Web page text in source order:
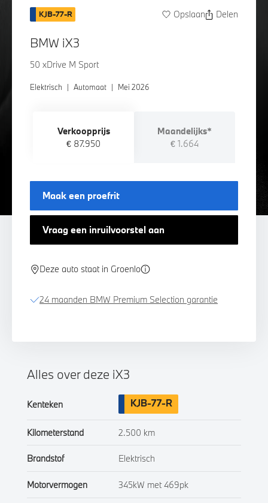
KJB-77-R Opslaan Delen
BMW iX3
50 xDrive M Sport
Elektrisch | Automaat | Mei 2026
Verkoopprijs
€ 87.950
Maandelijks*
€ 1.664
Maak een proefrit
Vraag een inruilvoorstel aan
Deze auto staat in Groenlo
24 maanden BMW Premium Selection garantie
Alles over deze iX3
Kenteken KJB-77-R
Kilometerstand 2.500 km
Brandstof Elektrisch
Motorvermogen 345kW met 469pk